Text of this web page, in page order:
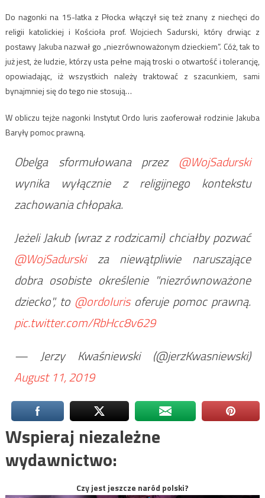
Do nagonki na 15-latka z Płocka włączył się też znany z niechęci do
religii katolickiej i Kościoła prof. Wojciech Sadurski, który drwiąc z
postawy Jakuba nazwał go „niezrównoważonym dzieckiem”. Cóż, tak to
już jest, że ludzie, którzy usta pełne mają troski o otwartość i tolerancję,
opowiadając, iż wszystkich należy traktować z szacunkiem, sami
bynajmniej się do tego nie stosują…
W obliczu tejże nagonki Instytut Ordo Iuris zaoferował rodzinie Jakuba
Baryły pomoc prawną.
Obelga sformułowana przez @WojSadurski
wynika wyłącznie z religijnego kontekstu
zachowania chłopaka.
Jeżeli Jakub (wraz z rodzicami) chciałby pozwać
@WojSadurskiza niewątpliwie naruszające
dobra osobiste określenie "niezrównoważone
dziecko", to @ordoIurisoferuje pomoc prawną.
pic.twitter.com/RbHcc8v629
— Jerzy Kwaśniewski (@jerzKwasniewski)
August 11, 2019
Wspieraj niezależne
wydawnictwo:
Czy jest jeszcze naród polski?